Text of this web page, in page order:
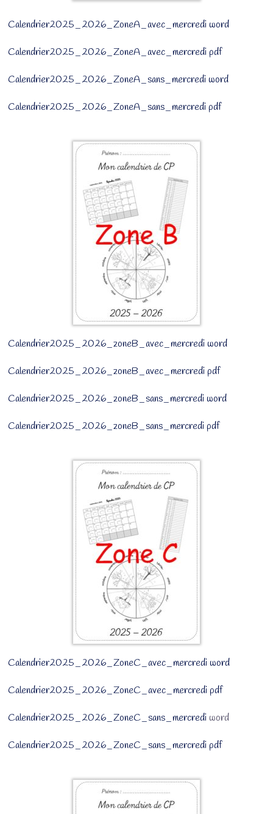
Calendrier2025_2026_ZoneA_avec_mercredi word
Calendrier2025_2026_ZoneA_avec_mercredi pdf
Calendrier2025_2026_ZoneA_sans_mercredi word
Calendrier2025_2026_ZoneA_sans_mercredi pdf
Calendrier2025_2026_zoneB_avec_mercredi word
Calendrier2025_2026_zoneB_avec_mercredi pdf
Calendrier2025_2026_zoneB_sans_mercredi word
Calendrier2025_2026_zoneB_sans_mercredi pdf
Calendrier2025_2026_ZoneC_avec_mercredi word
Calendrier2025_2026_ZoneC_avec_mercredi pdf
Calendrier2025_2026_ZoneC_sans_mercredi word
Calendrier2025_2026_ZoneC_sans_mercredi pdf